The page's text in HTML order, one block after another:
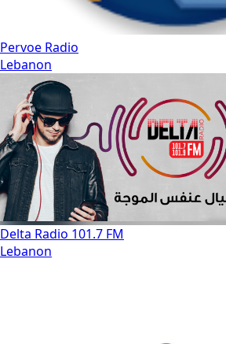
Pervoe Radio
Lebanon
Delta Radio 101.7 FM
Lebanon